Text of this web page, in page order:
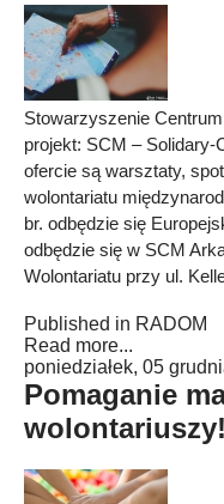
Stowarzyszenie
projekt: SCM – Solidary-
ofercie są warsztaty,
wolontariatu
br. odbędzie się
odbędzie się w SCM
Wolontariatu przy ul.
Published in RADOM
Read more...
poniedziałek, 05
Pomaganie
wolontariuszy!